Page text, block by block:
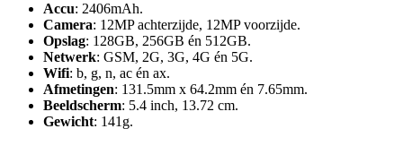
Accu: 2406mAh.
Camera: 12MP achterzijde, 12MP voorzijde.
Opslag: 128GB, 256GB én 512GB.
Netwerk: GSM, 2G, 3G, 4G én 5G.
Wifi: b, g, n, ac én ax.
Afmetingen: 131.5mm x 64.2mm én 7.65mm.
Beeldscherm: 5.4 inch, 13.72 cm.
Gewicht: 141g.